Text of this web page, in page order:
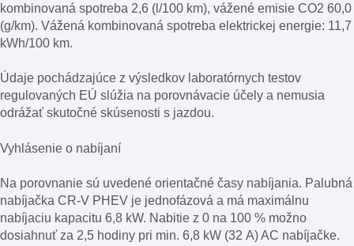
kombinovaná spotreba 2,6 (l/100 km), vážené emisie CO2 60,0
(g/km). Vážená kombinovaná spotreba elektrickej energie: 11,7
kWh/100 km.
Údaje pochádzajúce z výsledkov laboratórnych testov
regulovaných EÚ slúžia na porovnávacie účely a nemusia
odrážať skutočné skúsenosti s jazdou.
Vyhlásenie o nabíjaní
Na porovnanie sú uvedené orientačné časy nabíjania. Palubná
nabíjačka CR-V PHEV je jednofázová a má maximálnu
nabíjaciu kapacitu 6,8 kW. Nabitie z 0 na 100 % možno
dosiahnuť za 2,5 hodiny pri min. 6,8 kW (32 A) AC nabíjačke.